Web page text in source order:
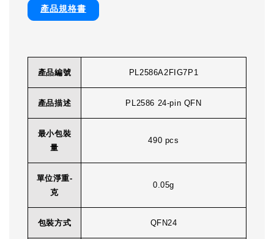
產品規格書
產品編號 PL2586A2FIG7P1
產品描述 PL2586 24-pin QFN
最小包裝
量
490 pcs
單位淨重-
克
0.05g
包裝方式 QFN24